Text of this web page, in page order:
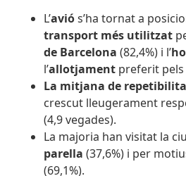
L’aviós’ha tornat a
transport més utilitzat
de Barcelona(82,4%) i l’
l’allotjament preferit pels
La mitjana de
crescut lleugerament
(4,9 vegades).
La majoria han visitat la
parella (37,6%) i per
(69,1%).